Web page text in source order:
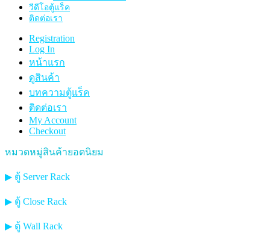
วีดีโอตู้แร็ค
ติดต่อเรา
Registration
Log In
หน้าแรก
ดูสินค้า
บทความตู้แร็ค
ติดต่อเรา
My Account
Checkout
หมวดหมู่สินค้ายอดนิยม
▶ ตู้ Server Rack
▶ ตู้ Close Rack
▶ ตู้ Wall Rack